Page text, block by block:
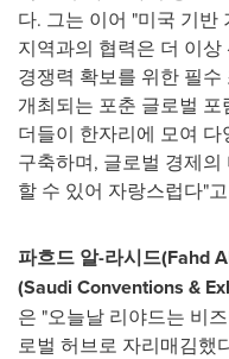
다. 그는 이어 "미국 기반
지역과의 협력은 더 이상
경쟁력 확보를 위한 필수
개최되는 포춘 글로벌 포
더들이 한자리에 모여 다
구축하며, 글로벌 경제의
할 수 있어 자랑스럽다"
파흐드 알-라시드(Fahd
(Saudi Conventions &
은 "오늘날 리야드는 비
로벌 허브로 자리매김했